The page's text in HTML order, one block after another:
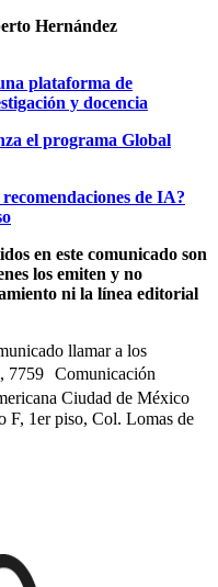
Hernández
plataforma de
y docencia
el programa Global
de IA?
en este comunicado son
los emiten y no
ni la línea editorial
llamar a los
7759 Comunicación
Ciudad de México
F, 1er piso, Col. Lomas de